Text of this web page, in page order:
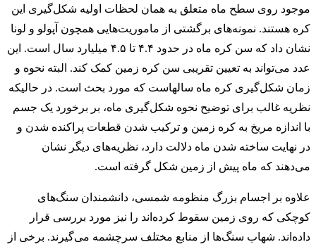
موجود روی سطح ماه متعلق به همان لحظات اولیه شکل‌گیری این
کره هستند. نمونه‌های برگشتی از ماموریت‌هایی همچون آپولو و لونا
نشان داد که سن کره ماه در حدود ۴.۴ تا ۴.۵ میلیارد سال است. این
عدد می‌تواند به تعیین تقریبی سن کره زمین کمک کند. البته نحوه و
زمان شکل‌گیری کره ماه سالهاست که مورد بحث است. در حالیکه
نظریه غالب برای توضیح نحوه شکل‌گیری ماه، بر برخورد یک جسم
با اندازه مریخ به کره زمین و ترکیب شدن قطعات پراکنده شدن و
در نهایت ساخته شدن ماه دلالت دارد، نظریه‌های دیگر نشان
می‌دهند که ماه پیش از زمین شکل گرفته است.
علاوه بر اجسام بزرگ منظومه شمسی، دانشمندان سنگ‌های
کوچکی که روی زمین سقوط کرده‌اند را نیز مورد بررسی قرار
داده‌اند. شهاب سنگ‌ها از منابع مختلف سرچشمه می‌گیرند. برخی از